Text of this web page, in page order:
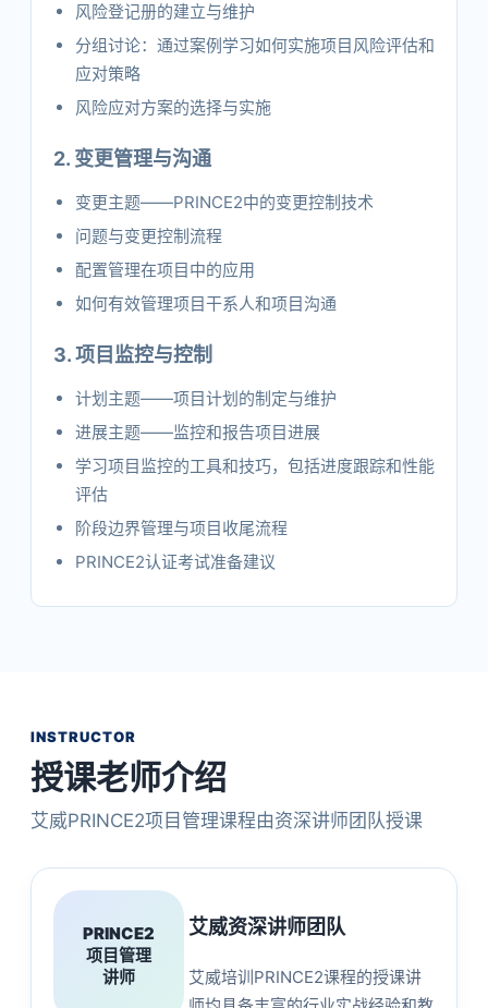
风险登记册的建立与维护
分组讨论：通过案例学习如何实施项目风险评估和
应对策略
风险应对方案的选择与实施
2. 变更管理与沟通
变更主题——PRINCE2中的变更控制技术
问题与变更控制流程
配置管理在项目中的应用
如何有效管理项目干系人和项目沟通
3. 项目监控与控制
计划主题——项目计划的制定与维护
进展主题——监控和报告项目进展
学习项目监控的工具和技巧，包括进度跟踪和性能
评估
阶段边界管理与项目收尾流程
PRINCE2认证考试准备建议
INSTRUCTOR
授课老师介绍
艾威PRINCE2项目管理课程由资深讲师团队授课
PRINCE2
项目管理
讲师
艾威资深讲师团队
艾威培训PRINCE2课程的授课讲